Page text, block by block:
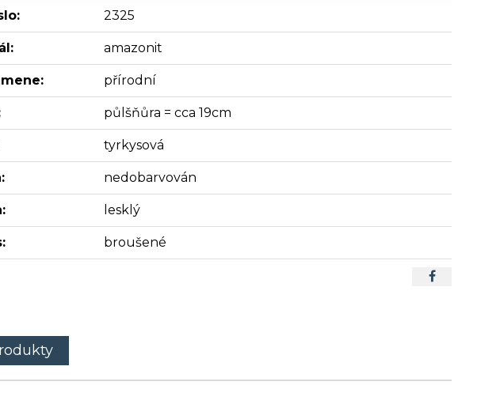
2325
amazonit
přírodní
půlšňůra = cca 19cm
tyrkysová
nedobarvován
lesklý
broušené